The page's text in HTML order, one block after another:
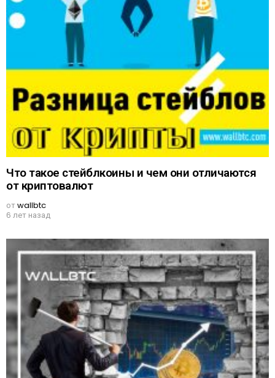
Что такое стейблкоины и чем они отличаются
от криптовалют
отwallbtc
6 лет назад